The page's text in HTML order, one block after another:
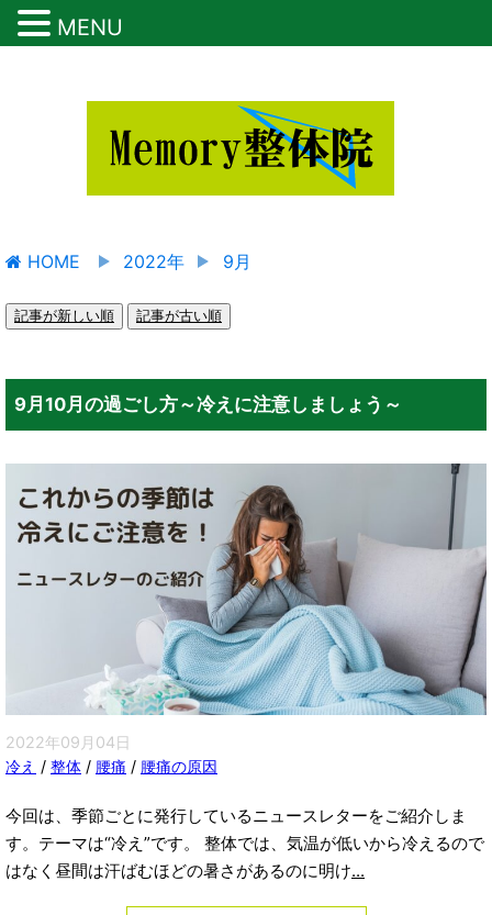
HOME 2022年 9月
記事が新しい順 記事が古い順
9月10月の過ごし方～冷えに注意しましょう～
2022年09月04日
冷え / 整体 / 腰痛 / 腰痛の原因
今回は、季節ごとに発行しているニュースレターをご紹介しま
す。テーマは“冷え”です。 整体では、気温が低いから冷えるので
はなく昼間は汗ばむほどの暑さがあるのに明け...
MENU